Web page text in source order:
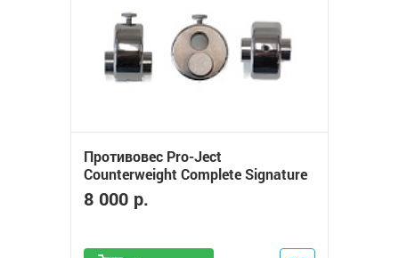
Противовес Pro-Ject
Counterweight Complete Signature
10
8 000 р.